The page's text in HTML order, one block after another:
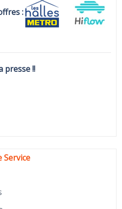
:
presse !!
Service